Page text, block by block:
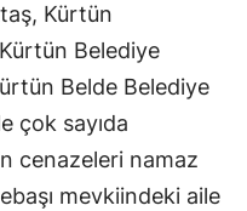
Kütahya
Malatya
Manisa
Kahramanmaraş
Kürtün
Belediye
Belde Belediye
çok sayıda
cenazeleri namaz
mevkiindeki aile